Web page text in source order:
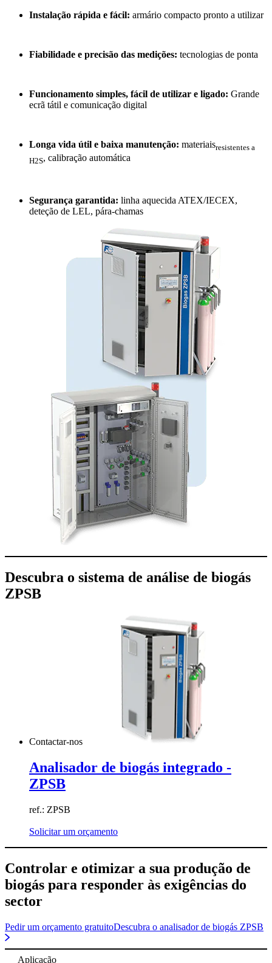
Instalação rápida e fácil: armário compacto pronto a utilizar
Fiabilidade e precisão das medições: tecnologias de ponta
Funcionamento simples, fácil de utilizar e ligado: Grande
ecrã tátil e comunicação digital
Longa vida útil e baixa manutenção: materiaisresistentes a
H2S, calibração automática
Segurança garantida: linha aquecida ATEX/IECEX,
deteção de LEL, pára-chamas
Descubra o sistema de análise de biogás
ZPSB
Contactar-nos
Analisador de biogás integrado -
ZPSB
ref.: ZPSB
Solicitar um orçamento
Controlar e otimizar a sua produção de
biogás para responder às exigências do
sector
Pedir um orçamento gratuitoDescubra o analisador de biogás ZPSB
Aplicação